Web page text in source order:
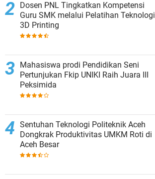
Dosen PNL Tingkatkan Kompetensi
Guru SMK melalui Pelatihan Teknologi
3D Printing
Mahasiswa prodi Pendidikan Seni
Pertunjukan Fkip UNIKI Raih Juara III
Peksimida
Sentuhan Teknologi Politeknik Aceh
Dongkrak Produktivitas UMKM Roti di
Aceh Besar